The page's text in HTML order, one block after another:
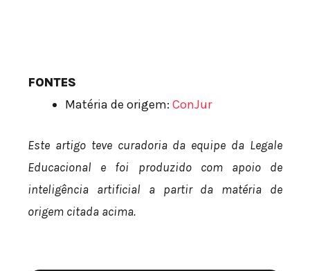
FONTES
Matéria de origem: ConJur
Este artigo teve curadoria da equipe da Legale
Educacional e foi produzido com apoio de
inteligência artificial a partir da matéria de
origem citada acima.